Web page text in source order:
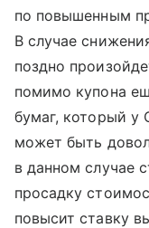
по повышенным
В случае
поздно
помимо купона
бумаг, который
может быть
в данном случае
просадку
повысит ставку